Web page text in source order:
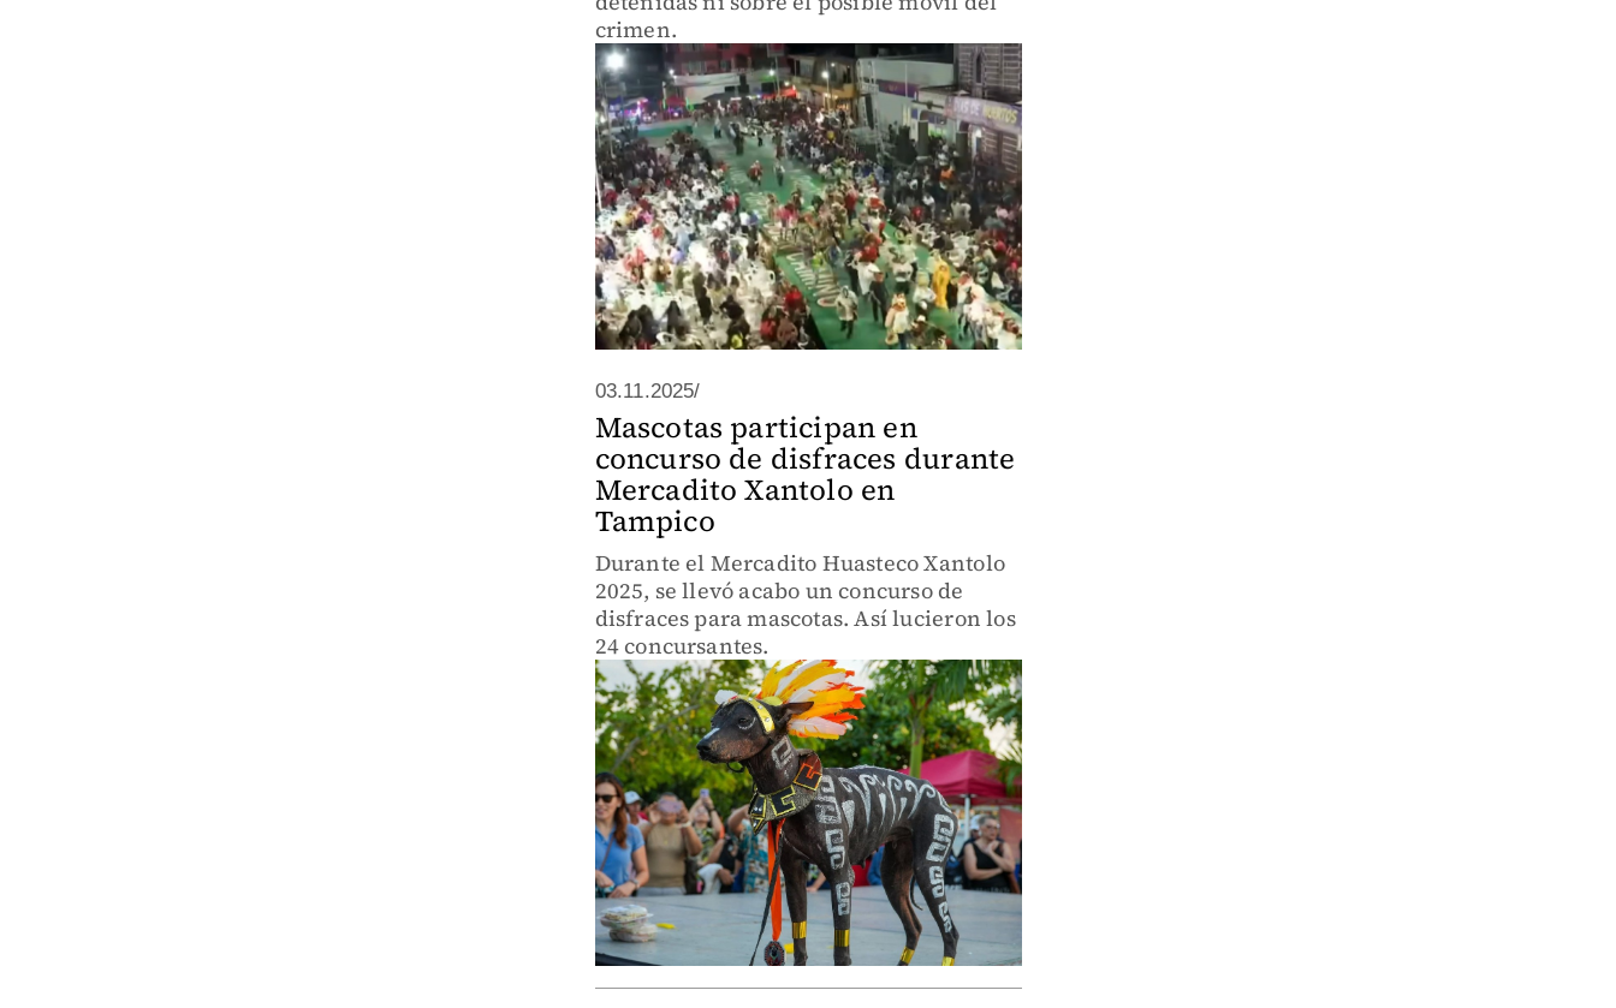
crimen.
03.11.2025/
Mascotas participan en
concurso de disfraces durante
Mercadito Xantolo en
Tampico
Durante el Mercadito Huasteco Xantolo
2025, se llevó acabo un concurso de
disfraces para mascotas. Así lucieron los
24 concursantes.